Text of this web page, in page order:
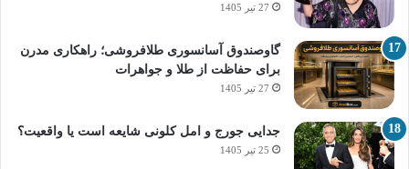
27 تیر 1405
گاوصندوق آسانسوری طلافروشی؛ راهکاری مدرن
برای حفاظت از طلا و جواهرات
27 تیر 1405
جدایی جورج و امل کلونی شایعه است یا واقعیت؟
25 تیر 1405